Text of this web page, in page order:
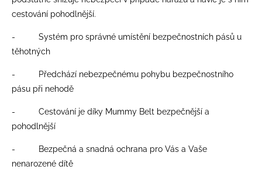
cestování pohodlnější.
- Systém pro správné umístění bezpečnostních pásů u
těhotných
- Předchází nebezpečnému pohybu bezpečnostního
pásu při nehodě
- Cestování je díky Mummy Belt bezpečnější a
pohodlnější
- Bezpečná a snadná ochrana pro Vás a Vaše
nenarozené dítě